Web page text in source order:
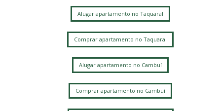
Alugar apartamento no Taquaral
Comprar apartamento no Taquaral
Alugar apartamento no Cambuí
Comprar apartamento no Cambuí